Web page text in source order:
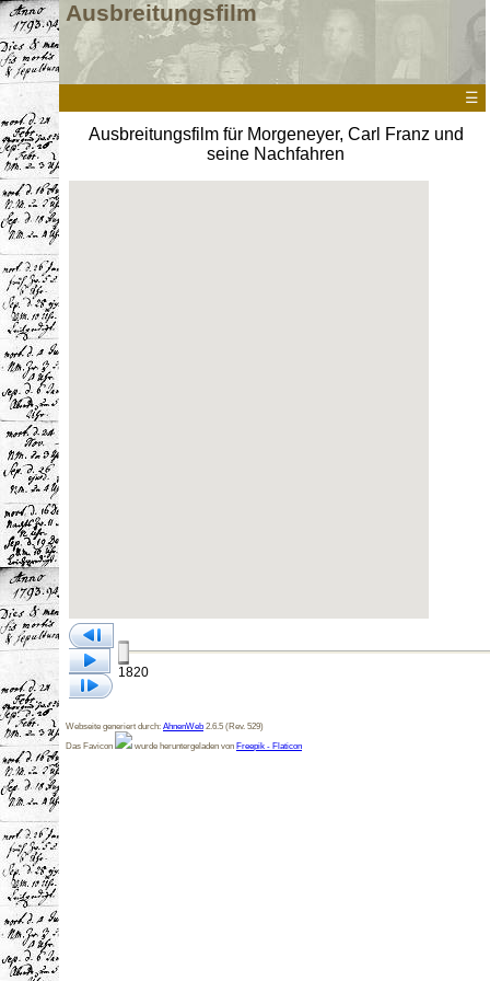
Ausbreitungsfilm
☰
Ausbreitungsfilm für Morgeneyer, Carl Franz und
seine Nachfahren
1820
Webseite generiert durch: AhnenWeb 2.6.5 (Rev. 529)
Das Favicon
wurde heruntergeladen von Freepik - Flaticon